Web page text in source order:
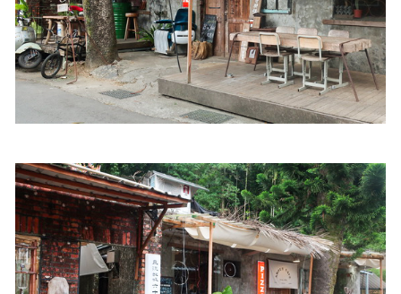
享樂隨手拍
照相簿
影音區
創意出版服務
關於Yilan
個人著作
活動實況記錄